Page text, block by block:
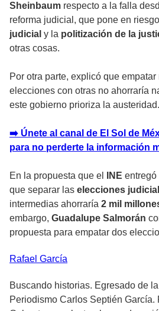
Sheinbaum respecto a la falla
reforma judicial, que pone en
judicial y la politización de la
otras cosas.
Por otra parte, explicó que
elecciones con otras no ahorraría
este gobierno prioriza la austeridad.
➡️ Únete al canal de El Sol de
para no perderte la información
En la propuesta que el INE entregó
que separar las elecciones
intermedias ahorraría 2 mil
embargo, Guadalupe Salmorán
propuesta para empatar dos
Rafael García
Buscando historias. Egresado de
Periodismo Carlos Septién García.